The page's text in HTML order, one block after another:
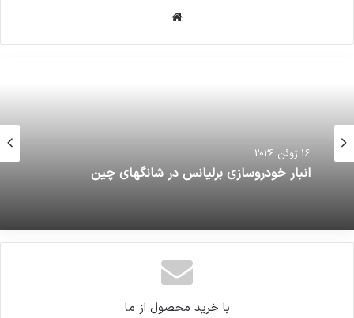
16 ژوئن 2026
انبار خودروسازی برلیانس در شانگهای چین
با خرید محصول از ما